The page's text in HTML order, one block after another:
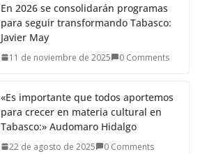
En 2026 se consolidarán programas
para seguir transformando Tabasco:
Javier May
11 de noviembre de 2025 0 Comments
«Es importante que todos aportemos
para crecer en materia cultural en
Tabasco:» Audomaro Hidalgo
22 de agosto de 2025 0 Comments